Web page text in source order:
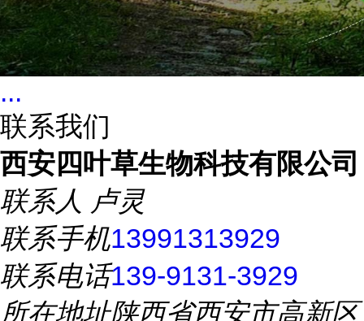
...
联系我们
西安四叶草生物科技有限公司
联系人 卢灵
联系手机13991313929
联系电话139-9131-3929
所在地址陕西省西安市高新区